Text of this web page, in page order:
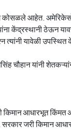
कोसळले आहेत.
केंद्रस्थानी ठेऊन
त्यांनी यावेळी उपस्थित
चौहान यांनी
किमान आधारभूत किंमत
जरी किमान